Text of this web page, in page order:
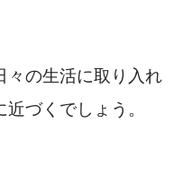
々の生活に取り入れ
づくでしょう。